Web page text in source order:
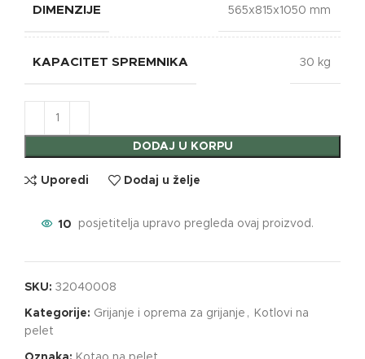
DIMENZIJE 565x815x1050 mm
KAPACITET SPREMNIKA 30 kg
DODAJ U KORPU
Uporedi Dodaj u želje
10 posjetitelja upravo pregleda ovaj proizvod.
SKU: 32040008
Kategorije: Grijanje i oprema za grijanje ,
Kotlovi na
pelet